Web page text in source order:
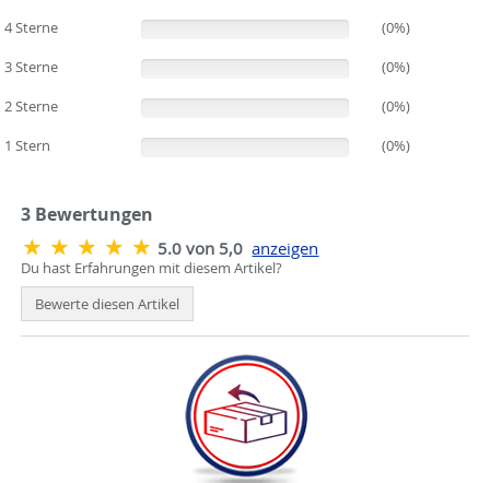
4 Sterne
(0%)
3 Sterne
(0%)
2 Sterne
(0%)
1 Stern
(0%)
3 Bewertungen
5.0 von 5,0 anzeigen
Du hast Erfahrungen mit diesem Artikel?
Bewerte diesen Artikel